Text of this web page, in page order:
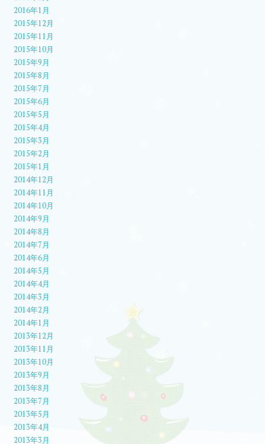
2016年1月
2015年12月
2015年11月
2015年10月
2015年9月
2015年8月
2015年7月
2015年6月
2015年5月
2015年4月
2015年3月
2015年2月
2015年1月
2014年12月
2014年11月
2014年10月
2014年9月
2014年8月
2014年7月
2014年6月
2014年5月
2014年4月
2014年3月
2014年2月
2014年1月
2013年12月
2013年11月
2013年10月
2013年9月
2013年8月
2013年7月
2013年5月
2013年4月
2013年3月